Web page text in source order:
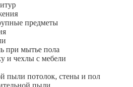
предметы
при мытье пола
и чехлы с мебели
пыли потолок, стены и пол
пыли